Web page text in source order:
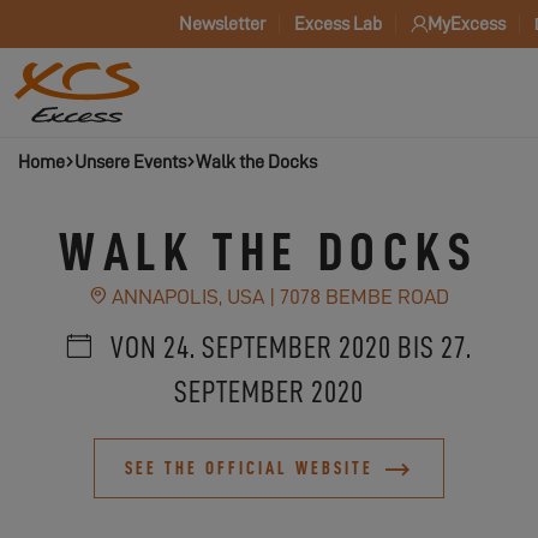
Newsletter Excess Lab MyExcess
Home Unsere Events Walk the Docks
WALK THE DOCKS
ANNAPOLIS, USA | 7078 BEMBE ROAD
VON 24. SEPTEMBER 2020 BIS 27.
SEPTEMBER 2020
SEE THE OFFICIAL WEBSITE